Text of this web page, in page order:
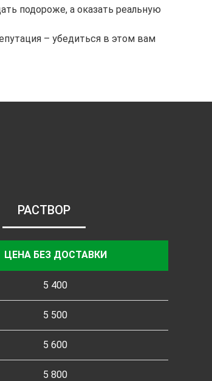
подороже, а оказать реальную
– убедиться в этом вам
РАСТВОР
ЦЕНА БЕЗ ДОСТАВКИ
5 400
5 500
5 600
5 800